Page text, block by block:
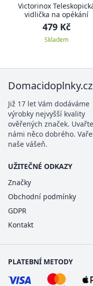
Victorinox
vidlička na opékání
479 Kč
Skladem
Domacidoplnky.cz
Již 17 let Vám dodáváme
výrobky nejvyšší kvality
ověřených značek.
námi něco dobrého.
naše vášeň.
UŽITEČNÉ ODKAZY
Značky
Obchodní podmínky
GDPR
Kontakt
PLATEBNÍ METODY